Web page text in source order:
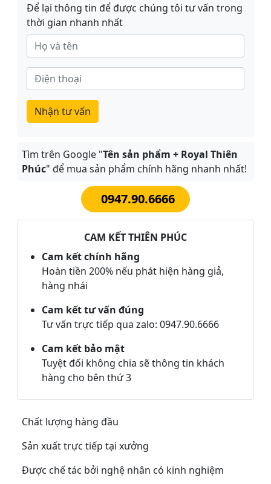
Để lại thông tin để được chúng tôi tư vấn trong
thời gian nhanh nhất
Nhận tư vấn
Tìm trên Google "Tên sản phẩm + Royal Thiên
Phúc" để mua sản phẩm chính hãng nhanh nhất!
0947.90.6666
CAM KẾT THIÊN PHÚC
Cam kết chính hãng
Hoàn tiền 200% nếu phát hiện hàng giả,
hàng nhái
Cam kết tư vấn đúng
Tư vấn trực tiếp qua zalo: 0947.90.6666
Cam kết bảo mật
Tuyệt đối không chia sẽ thông tin khách
hàng cho bên thứ 3
Chất lượng hàng đầu
Sản xuất trực tiếp tại xưởng
Được chế tác bởi nghệ nhân có kinh nghiệm